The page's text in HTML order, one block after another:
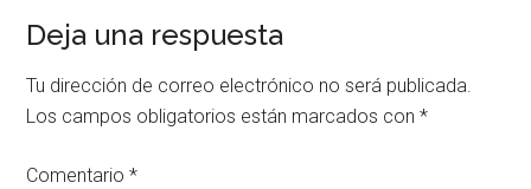
Interacciones
con
los
lectores
Deja una respuesta
Tu dirección de correo electrónico no será publicada.
Los campos obligatorios están marcados con*
Comentario*